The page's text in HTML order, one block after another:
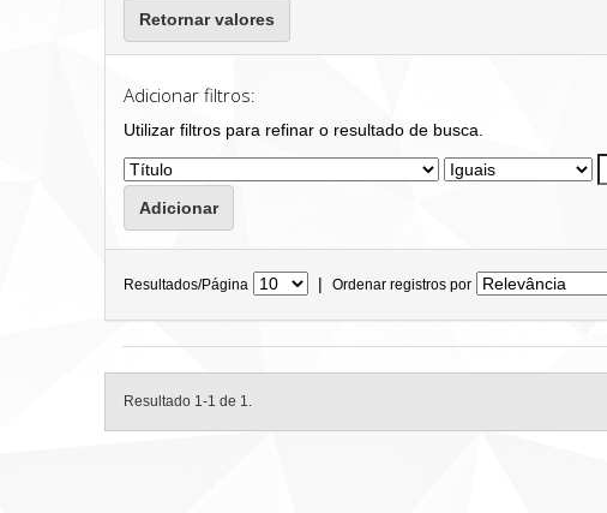
Retornar valores
Adicionar filtros:
Utilizar filtros para refinar o resultado de busca.
Resultados/Página | Ordenar registros por
Resultado 1-1 de 1.